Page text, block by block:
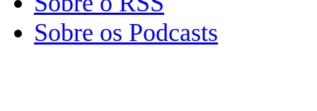
Sobre os Podcasts